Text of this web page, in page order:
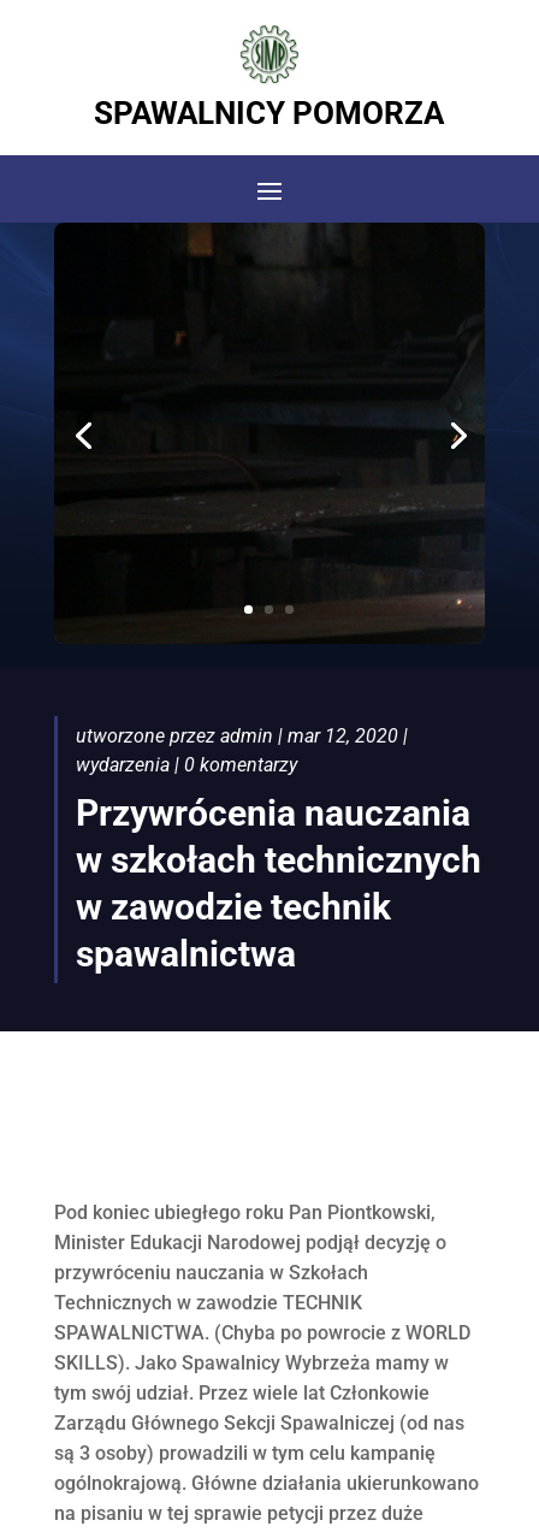
SPAWALNICY POMORZA
utworzone przez admin | mar 12, 2020|
wydarzenia| 0 komentarzy
Przywrócenia nauczania
w szkołach technicznych
w zawodzie technik
spawalnictwa
Pod koniec ubiegłego roku Pan Piontkowski,
Minister Edukacji Narodowej podjął decyzję o
przywróceniu nauczania w Szkołach
Technicznych w zawodzie TECHNIK
SPAWALNICTWA. (Chyba po powrocie z WORLD
SKILLS). Jako Spawalnicy Wybrzeża mamy w
tym swój udział. Przez wiele lat Członkowie
Zarządu Głównego Sekcji Spawalniczej (od nas
są 3 osoby) prowadzili w tym celu kampanię
ogólnokrajową. Główne działania ukierunkowano
na pisaniu w tej sprawie petycji przez duże